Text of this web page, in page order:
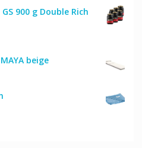
900 g Double Rich
beige